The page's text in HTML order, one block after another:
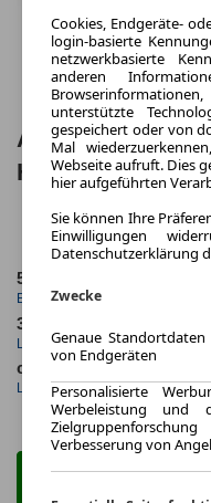
Audi A3
HuD Navi SHZ
5.2025
Erstzulassung
36 Monate
Laufzeit
ca. 110 kW (149 PS)
Leistung
Cookies, Endgeräte-
login-basierte
netzwerkbasierte
anderen
unterstützte
gespeichert oder von
Mal
Webseite aufruft. Dies
hier aufgeführten
Sie können Ihre
Einwilligungen
Datenschutzerklärung
Zwecke
Genaue
von Endgeräten
Personalisierte
Werbeleistung und
Verbesserung von